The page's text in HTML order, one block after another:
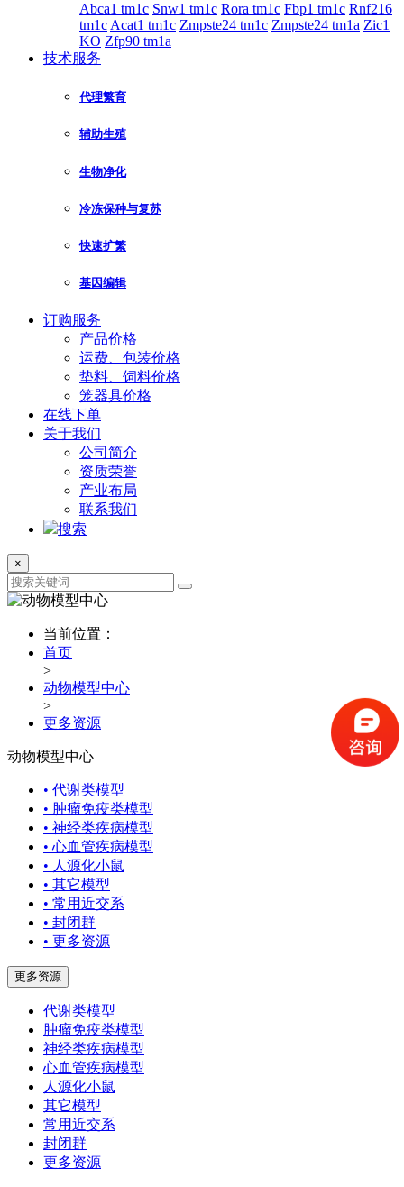
Abca1 tm1c Snw1 tm1c Rora tm1c Fbp1 tm1c Rnf216
tm1c Acat1 tm1c Zmpste24 tm1c Zmpste24 tm1a Zic1
KO Zfp90 tm1a
技术服务
代理繁育
辅助生殖
生物净化
冷冻保种与复苏
快速扩繁
基因编辑
订购服务
产品价格
运费、包装价格
垫料、饲料价格
笼器具价格
在线下单
关于我们
公司简介
资质荣誉
产业布局
联系我们
搜索
×
当前位置：
首页
>
动物模型中心
>
更多资源
动物模型中心
• 代谢类模型
• 肿瘤免疫类模型
• 神经类疾病模型
• 心血管疾病模型
• 人源化小鼠
• 其它模型
• 常用近交系
• 封闭群
• 更多资源
更多资源
代谢类模型
肿瘤免疫类模型
神经类疾病模型
心血管疾病模型
人源化小鼠
其它模型
常用近交系
封闭群
更多资源